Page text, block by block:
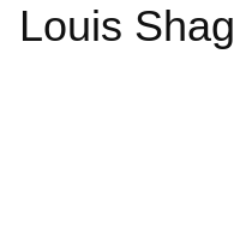
Louis Shag